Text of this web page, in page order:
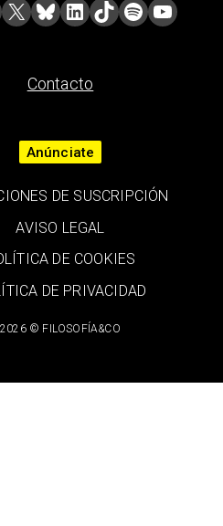
Contacto
2026 © FILOSOFÍA&CO
Anúnciate
DE SUSCRIPCIÓN
AVISO LEGAL
DE COOKIES
DE PRIVACIDAD